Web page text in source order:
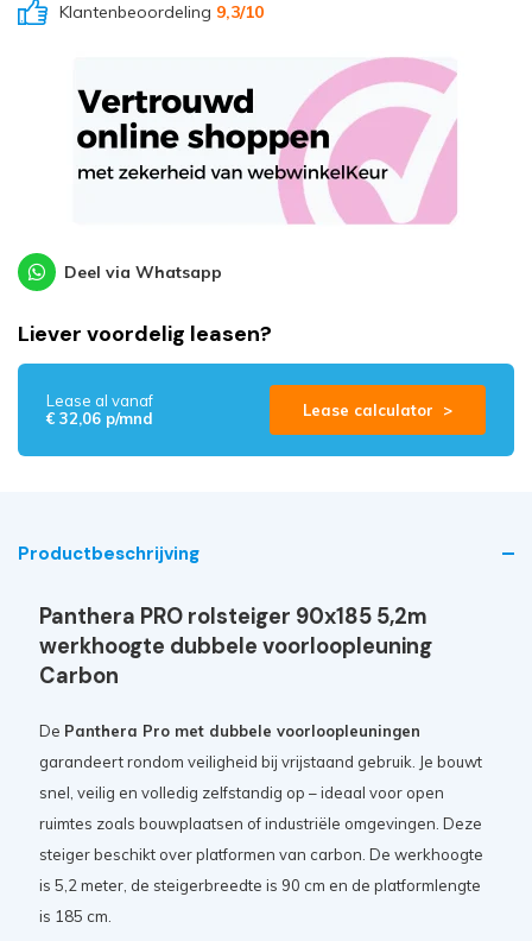
Klantenbeoordeling 9,3/10
Deel via Whatsapp
Liever voordelig leasen?
Lease al vanaf
€ 32,06 p/mnd
Lease calculator >
Productbeschrijving
Panthera PRO rolsteiger 90x185 5,2m
werkhoogte dubbele voorloopleuning
Carbon
De Panthera Pro met dubbele voorloopleuningen
garandeert rondom veiligheid bij vrijstaand gebruik. Je bouwt
snel, veilig en volledig zelfstandig op – ideaal voor open
ruimtes zoals bouwplaatsen of industriële omgevingen. Deze
steiger beschikt over platformen van carbon. De werkhoogte
is 5,2 meter, de steigerbreedte is 90 cm en de platformlengte
is 185 cm.